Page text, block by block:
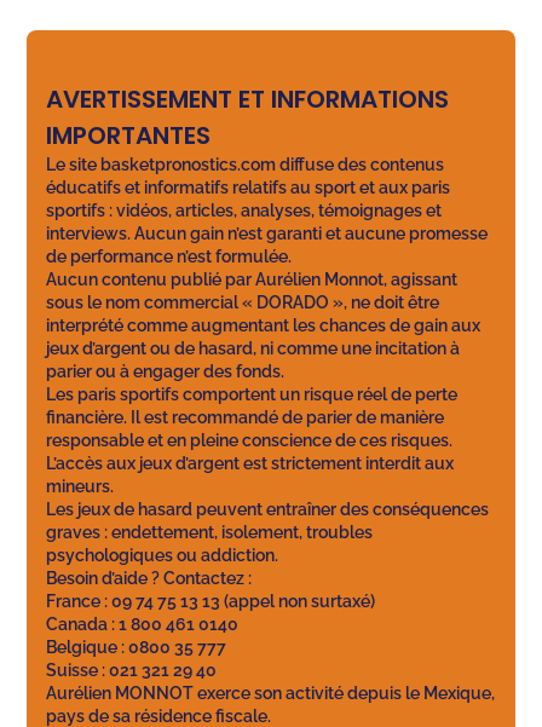
AVERTISSEMENT ET INFORMATIONS
IMPORTANTES
Le site basketpronostics.com diffuse des contenus
éducatifs et informatifs relatifs au sport et aux paris
sportifs : vidéos, articles, analyses, témoignages et
interviews. Aucun gain n’est garanti et aucune promesse
de performance n’est formulée.
Aucun contenu publié par Aurélien Monnot, agissant
sous le nom commercial « DORADO », ne doit être
interprété comme augmentant les chances de gain aux
jeux d’argent ou de hasard, ni comme une incitation à
parier ou à engager des fonds.
Les paris sportifs comportent un risque réel de perte
financière. Il est recommandé de parier de manière
responsable et en pleine conscience de ces risques.
L’accès aux jeux d’argent est strictement interdit aux
mineurs.
Les jeux de hasard peuvent entraîner des conséquences
graves : endettement, isolement, troubles
psychologiques ou addiction.
Besoin d’aide ? Contactez :
France : 09 74 75 13 13 (appel non surtaxé)
Canada : 1 800 461 0140
Belgique : 0800 35 777
Suisse : 021 321 29 40
Aurélien MONNOT exerce son activité depuis le Mexique,
pays de sa résidence fiscale.